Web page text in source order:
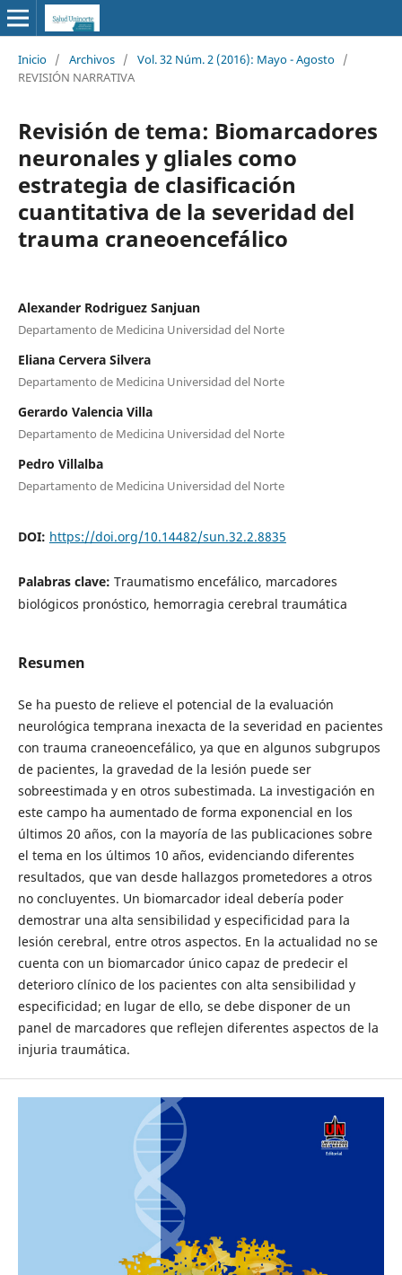
Inicio / Archivos / Vol. 32 Núm. 2 (2016): Mayo - Agosto /
REVISIÓN NARRATIVA
Revisión de tema: Biomarcadores
neuronales y gliales como
estrategia de clasificación
cuantitativa de la severidad del
trauma craneoencefálico
Alexander Rodriguez Sanjuan
Departamento de Medicina Universidad del Norte
Eliana Cervera Silvera
Departamento de Medicina Universidad del Norte
Gerardo Valencia Villa
Departamento de Medicina Universidad del Norte
Pedro Villalba
Departamento de Medicina Universidad del Norte
DOI: https://doi.org/10.14482/sun.32.2.8835
Palabras clave: Traumatismo encefálico, marcadores
biológicos pronóstico, hemorragia cerebral traumática
Resumen
Se ha puesto de relieve el potencial de la evaluación
neurológica temprana inexacta de la severidad en pacientes
con trauma craneoencefálico, ya que en algunos subgrupos
de pacientes, la gravedad de la lesión puede ser
sobreestimada y en otros subestimada. La investigación en
este campo ha aumentado de forma exponencial en los
últimos 20 años, con la mayoría de las publicaciones sobre
el tema en los últimos 10 años, evidenciando diferentes
resultados, que van desde hallazgos prometedores a otros
no concluyentes. Un biomarcador ideal debería poder
demostrar una alta sensibilidad y especificidad para la
lesión cerebral, entre otros aspectos. En la actualidad no se
cuenta con un biomarcador único capaz de predecir el
deterioro clínico de los pacientes con alta sensibilidad y
especificidad; en lugar de ello, se debe disponer de un
panel de marcadores que reflejen diferentes aspectos de la
injuria traumática.